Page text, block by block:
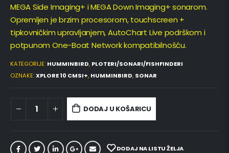
MEGA Side Imaging+ i MEGA Down Imaging+ sonarom.
Opremljen je brzim procesorom, touchscreen +
tipkovničkim upravljanjem, AutoChart Live podrškom i
potpunom One-Boat Network kompatibilnošću.
KATEGORIJE: HUMMINBIRD, PLOTERI/SONARI/FISHFINDERI
OZNAKE:XPLORE 10 CMSI+, HUMMINBIRD, SONAR
DODAJ U KOŠARICU
DODAJ NA LISTU ŽELJA